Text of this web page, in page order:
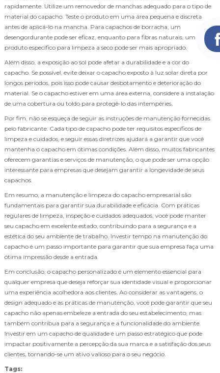
rapidamente. Utilize um removedor de manchas adequado para o tipo de
material do capacho. Teste o produto em uma área pequena e discreta
antes de aplicá-lo na mancha. Para capachos de borracha, um
desengordurante pode ser eficaz, enquanto para fibras naturais, um
produto específico para limpeza a seco pode ser mais apropriado.
Além disso, a exposição ao sol pode afetar a durabilidade e a cor do
capacho. Se possível, evite deixar o capacho exposto à luz solar direta por
longos períodos, pois isso pode causar desbotamento e deterioração do
material. Se o capacho estiver em uma área externa, considere a instalação
de uma cobertura ou toldo para protegê-lo das intempéries.
Por fim, não se esqueça de seguir as instruções de manutenção fornecidas
pelo fabricante. Cada tipo de capacho pode ter requisitos específicos de
limpeza e cuidados, e seguir essas diretrizes ajudará a garantir que você
mantenha o capacho em ótimas condições. Além disso, muitos fabricantes
oferecem garantias e serviços de manutenção, o que pode ser uma opção
interessante para empresas que desejam garantir a longevidade de seus
capachos.
Em resumo, a manutenção e limpeza do capacho empresarial são
fundamentais para garantir sua durabilidade e eficácia. Com práticas
regulares de limpeza, inspeção e cuidados adequados, você pode manter
seu capacho em excelente estado, contribuindo para a segurança e a
estética do seu ambiente de trabalho. Investir tempo na manutenção do
capacho é um passo importante para garantir que sua empresa faça uma
ótima impressão desde a entrada.
Em conclusão, o capacho personalizado é um elemento essencial para
qualquer empresa que deseja reforçar sua identidade visual e proporcionar
uma experiência acolhedora aos clientes. Ao considerar as vantagens, o
design adequado e as práticas de manutenção, você pode garantir que seu
capacho não apenas embeleze a entrada do seu estabelecimento, mas
também contribua para a segurança e a funcionalidade do ambiente.
Investir em um capacho de qualidade é um passo estratégico que pode
impactar positivamente a percepção da sua marca e a satisfação dos seus
clientes, tornando-se um ativo valioso para o seu negócio.
Tags: